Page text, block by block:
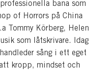
bana som
of Horrors på China
Tommy Körberg, Helen
som låtskrivare. Idag
sång i ett eget
kropp, mindset och